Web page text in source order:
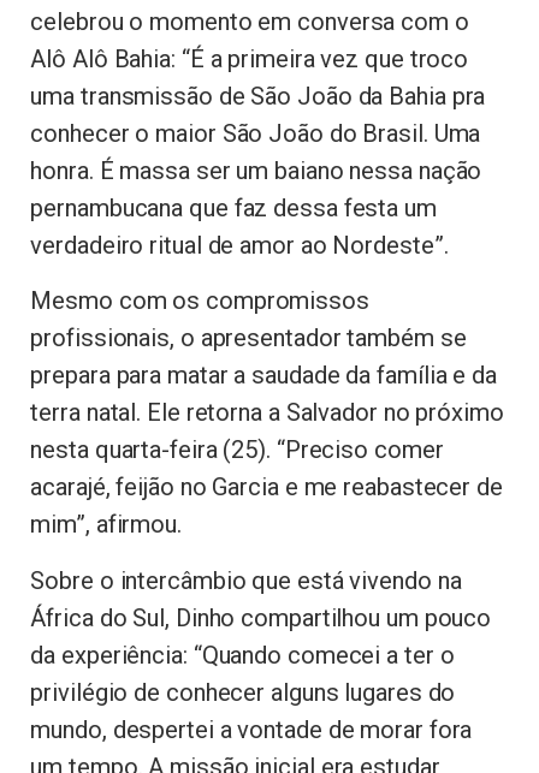
celebrou o momento em conversa com o
Alô Alô Bahia: “É a primeira vez que troco
uma transmissão de São João da Bahia pra
conhecer o maior São João do Brasil. Uma
honra. É massa ser um baiano nessa nação
pernambucana que faz dessa festa um
verdadeiro ritual de amor ao Nordeste”.
Mesmo com os compromissos
profissionais, o apresentador também se
prepara para matar a saudade da família e da
terra natal. Ele retorna a Salvador no próximo
nesta quarta-feira (25). “Preciso comer
acarajé, feijão no Garcia e me reabastecer de
mim”, afirmou.
Sobre o intercâmbio que está vivendo na
África do Sul, Dinho compartilhou um pouco
da experiência: “Quando comecei a ter o
privilégio de conhecer alguns lugares do
mundo, despertei a vontade de morar fora
um tempo. A missão inicial era estudar